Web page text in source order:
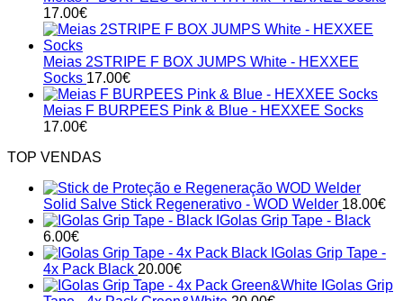
17.00€
Meias 2STRIPE F BOX JUMPS White - HEXXEE
Socks 17.00€
Meias F BURPEES Pink & Blue - HEXXEE Socks
17.00€
TOP VENDAS
Solid Salve Stick Regenerativo - WOD Welder 18.00€
IGolas Grip Tape - Black
6.00€
IGolas Grip Tape -
4x Pack Black 20.00€
IGolas Grip